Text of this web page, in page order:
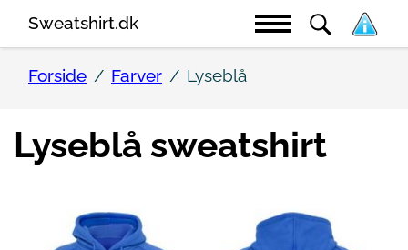
Sweatshirt.dk
Forside Farver Lyseblå
Lyseblå sweatshirt